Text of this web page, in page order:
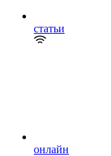
статьи
онлайн